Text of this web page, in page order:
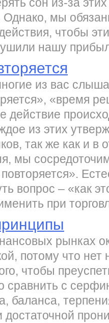
Однако, мы
чтобы
нашу
из вас
«время
действие
из этих
так же как и в
мы
вопрос – «как
при
рынках
потому что нет
чтобы
сравнить с
баланса,
достаточной